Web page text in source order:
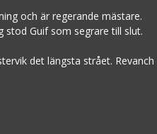
och är regerande mästare.
stod Guif som segrare till slut.
det längsta strået. Revanch